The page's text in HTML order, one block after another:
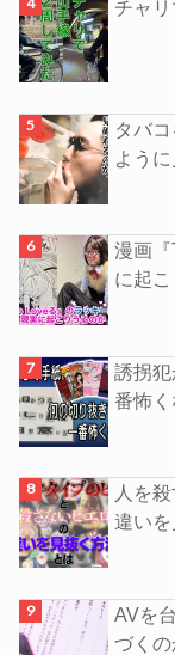
チャ
タバ
よう
漫画
に起
誘拐
番怖
人を
違い
AVを
づく